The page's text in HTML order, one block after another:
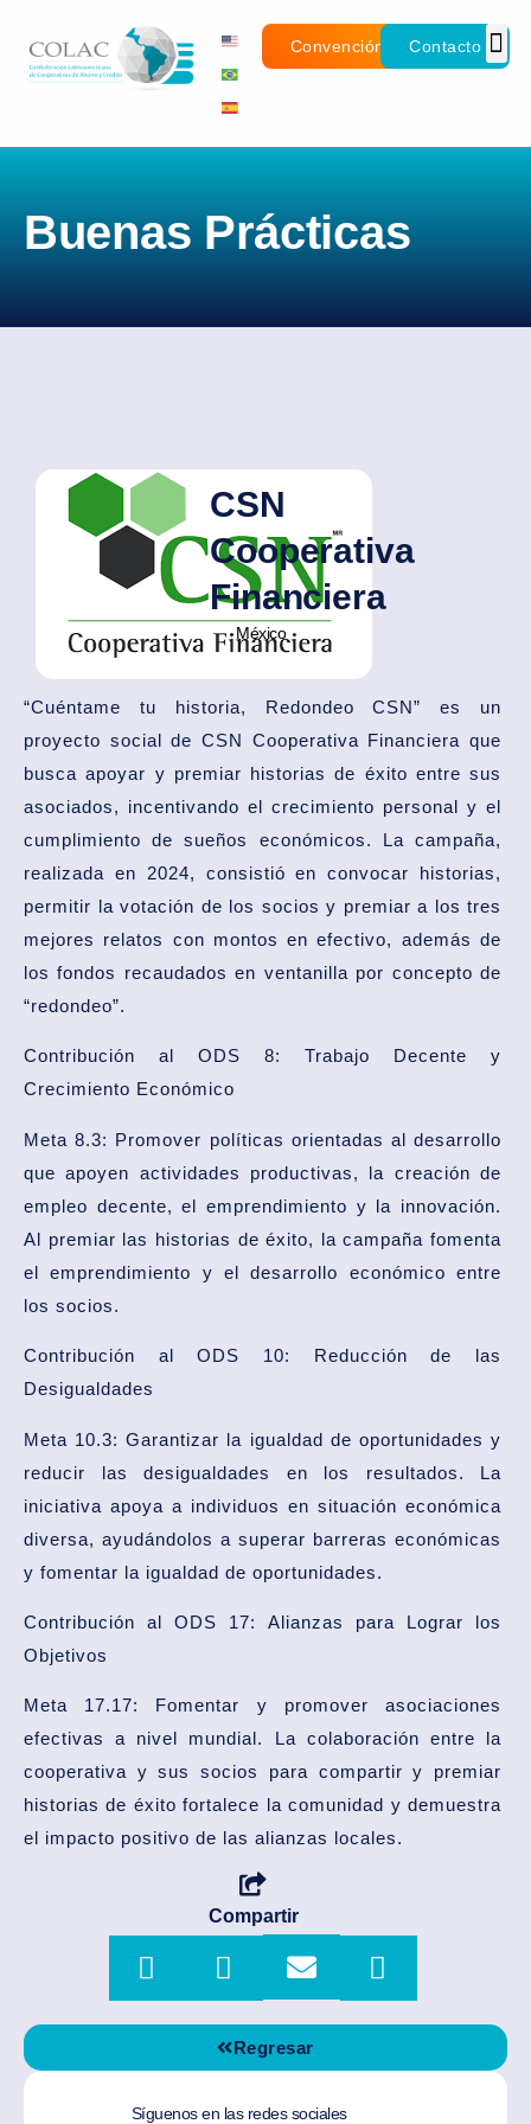
Convención Contacto
Buenas Prácticas
CSN
Cooperativa
Financiera
México
“Cuéntame tu historia, Redondeo CSN” es un
proyecto social de CSN Cooperativa Financiera que
busca apoyar y premiar historias de éxito entre sus
asociados, incentivando el crecimiento personal y el
cumplimiento de sueños económicos. La campaña,
realizada en 2024, consistió en convocar historias,
permitir la votación de los socios y premiar a los tres
mejores relatos con montos en efectivo, además de
los fondos recaudados en ventanilla por concepto de
“redondeo”.
Contribución al ODS 8: Trabajo Decente y
Crecimiento Económico
Meta 8.3: Promover políticas orientadas al desarrollo
que apoyen actividades productivas, la creación de
empleo decente, el emprendimiento y la innovación.
Al premiar las historias de éxito, la campaña fomenta
el emprendimiento y el desarrollo económico entre
los socios.
Contribución al ODS 10: Reducción de las
Desigualdades
Meta 10.3: Garantizar la igualdad de oportunidades y
reducir las desigualdades en los resultados. La
iniciativa apoya a individuos en situación económica
diversa, ayudándolos a superar barreras económicas
y fomentar la igualdad de oportunidades.
Contribución al ODS 17: Alianzas para Lograr los
Objetivos
Meta 17.17: Fomentar y promover asociaciones
efectivas a nivel mundial. La colaboración entre la
cooperativa y sus socios para compartir y premiar
historias de éxito fortalece la comunidad y demuestra
el impacto positivo de las alianzas locales.
Compartir
Regresar
Síguenos en las redes sociales